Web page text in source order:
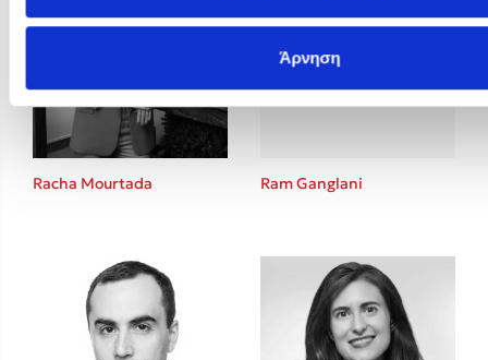
Άρνηση
Racha Mourtada Ram Ganglani